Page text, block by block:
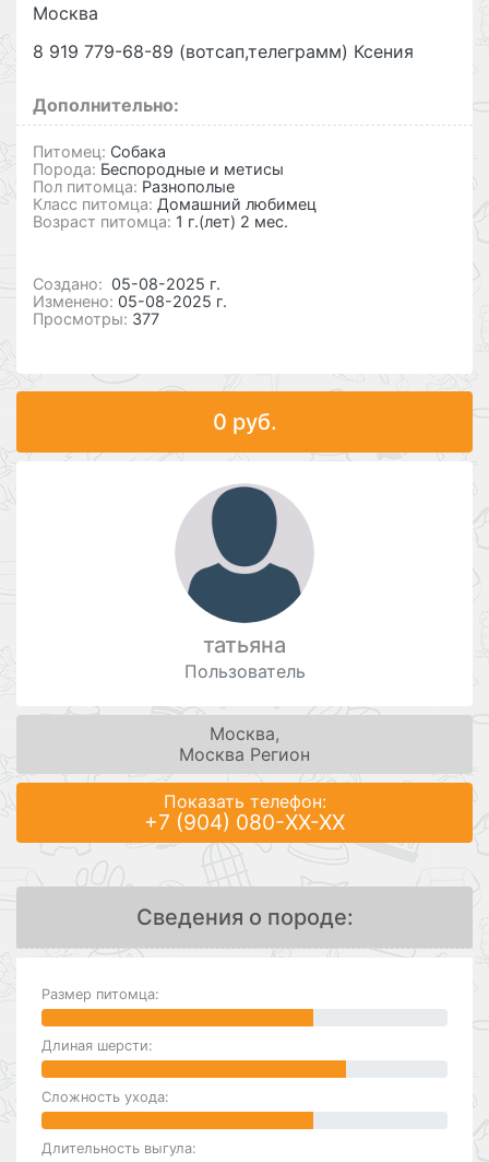
Москва
8 919 779-68-89 (вотсап,телеграмм) Ксения
Дополнительно:
Питомец: Собака
Порода: Беспородные и метисы
Пол питомца: Разнополые
Класс питомца: Домашний любимец
Возраст питомца: 1 г.(лет) 2 мес.
Cоздано: 05-08-2025 г.
Изменено: 05-08-2025 г.
Просмотры: 377
0 руб.
татьяна
Пользователь
Москва,
Москва Регион
Показать телефон:
+7 (904) 080-XX-XX
Сведения о породе:
Размер питомца:
Длиная шерсти:
Сложность ухода:
Длительность выгула: